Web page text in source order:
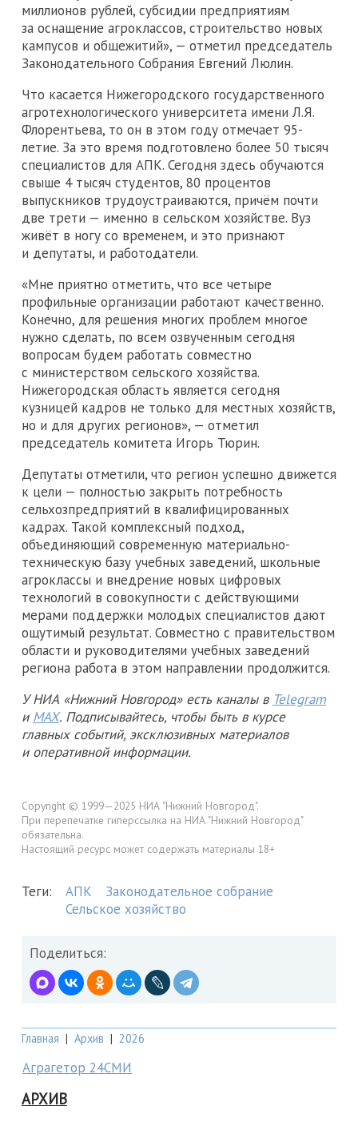
миллионов рублей, субсидии предприятиям
за оснащение агроклассов, строительство новых
кампусов и общежитий», — отметил председатель
Законодательного Собрания Евгений Люлин.
Что касается Нижегородского государственного
агротехнологического университета имени Л.Я.
Флорентьева, то он в этом году отмечает 95-
летие. За это время подготовлено более 50 тысяч
специалистов для АПК. Сегодня здесь обучаются
свыше 4 тысяч студентов, 80 процентов
выпускников трудоустраиваются, причём почти
две трети — именно в сельском хозяйстве. Вуз
живёт в ногу со временем, и это признают
и депутаты, и работодатели.
«Мне приятно отметить, что все четыре
профильные организации работают качественно.
Конечно, для решения многих проблем многое
нужно сделать, по всем озвученным сегодня
вопросам будем работать совместно
с министерством сельского хозяйства.
Нижегородская область является сегодня
кузницей кадров не только для местных хозяйств,
но и для других регионов», — отметил
председатель комитета Игорь Тюрин.
Депутаты отметили, что регион успешно движется
к цели — полностью закрыть потребность
сельхозпредприятий в квалифицированных
кадрах. Такой комплексный подход,
объединяющий современную материально-
техническую базу учебных заведений, школьные
агроклассы и внедрение новых цифровых
технологий в совокупности с действующими
мерами поддержки молодых специалистов дают
ощутимый результат. Совместно с правительством
области и руководителями учебных заведений
региона работа в этом направлении продолжится.
У НИА «Нижний Новгород» есть каналы в Telegram
и MAX. Подписывайтесь, чтобы быть в курсе
главных событий, эксклюзивных материалов
и оперативной информации.
Copyright © 1999—2025 НИА "Нижний Новгород".
При перепечатке гиперссылка на НИА "Нижний Новгород"
обязательна.
Настоящий ресурс может содержать материалы 18+
Теги: АПК
Законодательное собрание
Сельское хозяйство
Поделиться:
Главная | Архив | 2026
Аграгетор 24СМИ
АРХИВ